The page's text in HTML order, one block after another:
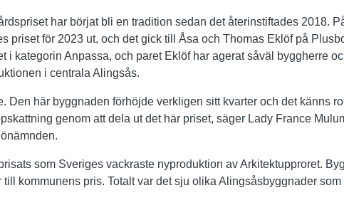
har börjat bli en tradition sedan det återinstiftades 2018.
priset för 2023 ut, och det gick till Åsa och Thomas Eklöf på
i kategorin Anpassa, och paret Eklöf har agerat såväl byggherre
i centrala Alingsås.
Den här byggnaden förhöjde verkligen sitt kvarter och det känns
genom att dela ut det här priset, säger Lady France
som Sveriges vackraste nyproduktion av Arkitektupproret.
kommunens pris. Totalt var det sju olika Alingsåsbyggnader